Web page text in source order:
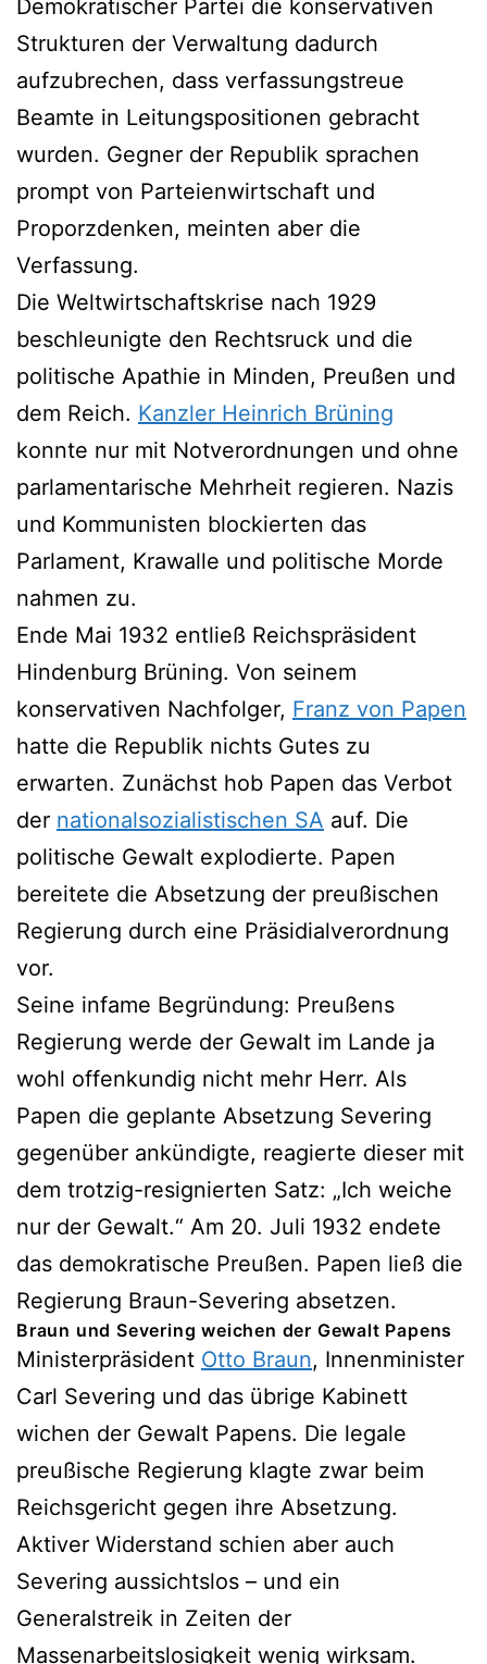
Demokratischer Partei die konservativen
Strukturen der Verwaltung dadurch
aufzubrechen, dass verfassungstreue
Beamte in Leitungspositionen gebracht
wurden. Gegner der Republik sprachen
prompt von Parteienwirtschaft und
Proporzdenken, meinten aber die
Verfassung.
Die Weltwirtschaftskrise nach 1929
beschleunigte den Rechtsruck und die
politische Apathie in Minden, Preußen und
dem Reich. Kanzler Heinrich Brüning
konnte nur mit Notverordnungen und ohne
parlamentarische Mehrheit regieren. Nazis
und Kommunisten blockierten das
Parlament, Krawalle und politische Morde
nahmen zu.
Ende Mai 1932 entließ Reichspräsident
Hindenburg Brüning. Von seinem
konservativen Nachfolger, Franz von Papen
hatte die Republik nichts Gutes zu
erwarten. Zunächst hob Papen das Verbot
der nationalsozialistischen SA auf. Die
politische Gewalt explodierte. Papen
bereitete die Absetzung der preußischen
Regierung durch eine Präsidialverordnung
vor.
Seine infame Begründung: Preußens
Regierung werde der Gewalt im Lande ja
wohl offenkundig nicht mehr Herr. Als
Papen die geplante Absetzung Severing
gegenüber ankündigte, reagierte dieser mit
dem trotzig-resignierten Satz: „Ich weiche
nur der Gewalt.“ Am 20. Juli 1932 endete
das demokratische Preußen. Papen ließ die
Regierung Braun-Severing absetzen.
Braun und Severing weichen der Gewalt Papens
Ministerpräsident Otto Braun, Innenminister
Carl Severing und das übrige Kabinett
wichen der Gewalt Papens. Die legale
preußische Regierung klagte zwar beim
Reichsgericht gegen ihre Absetzung.
Aktiver Widerstand schien aber auch
Severing aussichtslos – und ein
Generalstreik in Zeiten der
Massenarbeitslosigkeit wenig wirksam.